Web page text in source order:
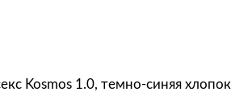
Kosmos 1.0, темно-синяя